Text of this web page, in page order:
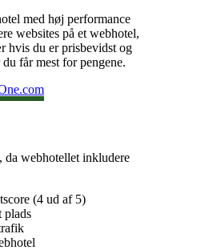
med høj performance
websites på et webhotel,
hvis du er prisbevidst og
får mest for pengene.
da webhotellet inkludere
(4 ud af 5)
plads